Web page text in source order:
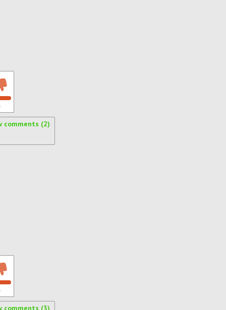
comments (2)
comments (3)